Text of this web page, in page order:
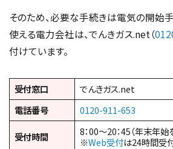
そのため、必要な手続きは電気の開始
使える電力会社は、でんきガス.net（
付けています。
受付窓口
でんきガス.net
電話番号
0120-911-653
受付時間
8：00～20：45（年末年始
※Web受付は24時間受